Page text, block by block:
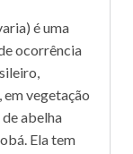
é uma
ocorrência
vegetação
abelha
Ela tem